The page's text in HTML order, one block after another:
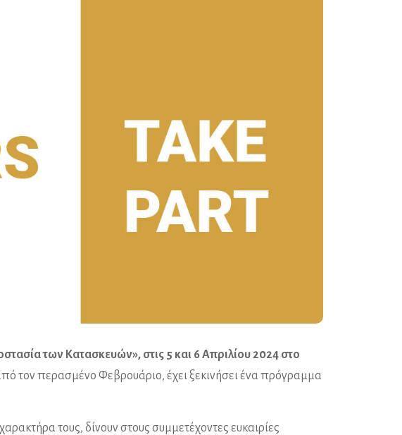
των Κατασκευών», στις 5 και 6 Απριλίου 2024 στο
τον περασμένο Φεβρουάριο, έχει ξεκινήσει ένα πρόγραμμα
τους, δίνουν στους συμμετέχοντες ευκαιρίες